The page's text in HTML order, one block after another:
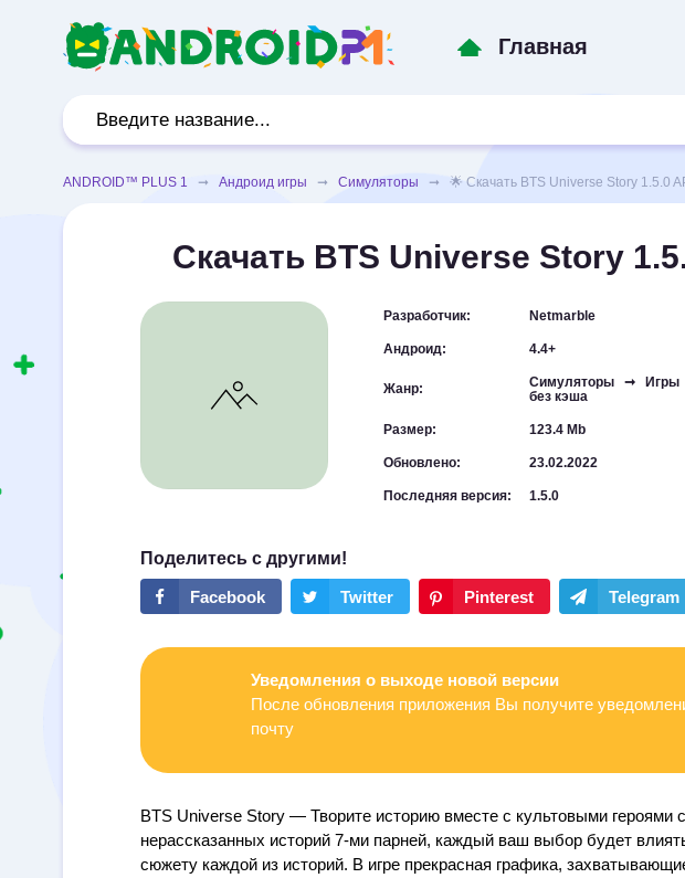
Главная
ANDROID™ PLUS 1 ➞ Андроид игры ➞ Симуляторы ➞ 🌟 Скачать BTS Universe Story 1.5.0
Скачать BTS Universe Story
Разработчик: Netmarble
Андроид: 4.4+
Жанр:
Симуляторы ➞ Игры
без кэша
Размер: 123.4 Mb
Обновлено: 23.02.2022
Последняя версия: 1.5.0
Уведомления о выходе новой версии
После обновления приложения Вы получите
почту
BTS Universe Story — Творите историю вместе с культовыми героями
нерассказанных историй 7-ми парней, каждый ваш выбор будет
сюжету каждой из историй. В игре прекрасная графика,